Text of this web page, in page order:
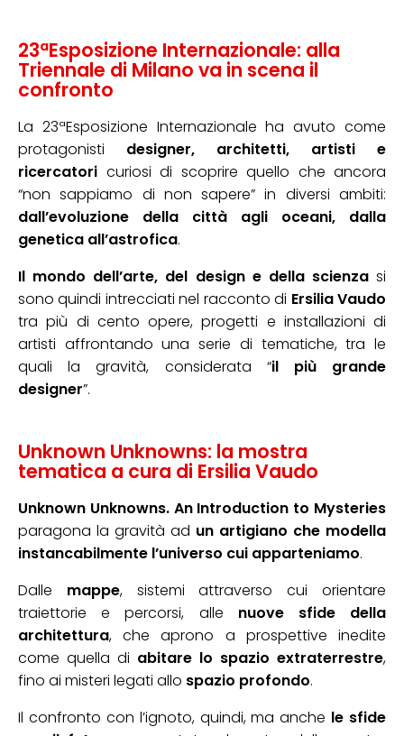
23ªEsposizione Internazionale: alla
Triennale di Milano va in scena il
confronto
La 23ªEsposizione Internazionale ha avuto come
protagonisti designer, architetti, artisti e
ricercatori curiosi di scoprire quello che ancora
“non sappiamo di non sapere” in diversi ambiti:
dall’evoluzione della città agli oceani, dalla
genetica all’astrofica.
Il mondo dell’arte, del design e della scienzasi
sono quindi intrecciati nel racconto di Ersilia Vaudo
tra più di cento opere, progetti e installazioni di
artisti affrontando una serie di tematiche, tra le
quali la gravità, considerata “il più grande
designer”.
Unknown Unknowns: la mostra
tematica a cura di Ersilia Vaudo
Unknown Unknowns. An Introduction to Mysteries
paragona la gravità ad un artigiano che modella
instancabilmente l’universo cui apparteniamo.
Dalle mappe, sistemi attraverso cui orientare
traiettorie e percorsi, alle nuove sfide della
architettura, che aprono a prospettive inedite
come quella di abitare lo spazio extraterrestre,
fino ai misteri legati allo spazio profondo.
Il confronto con l’ignoto, quindi, ma anche le sfide